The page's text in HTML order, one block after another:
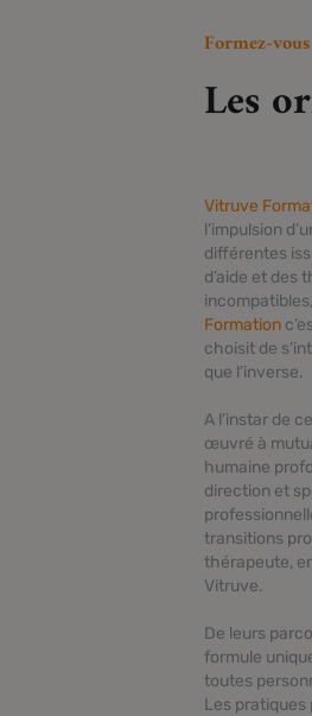
Formez-
Les
Vitruve
l’impulsion
différentes
d’aide et des
Formation
choisit de
que l’inverse.
A l’instar de
œuvré à
humaine
direction et
transitions
thérapeute,
Vitruve.
De leurs
formule
toutes
Les